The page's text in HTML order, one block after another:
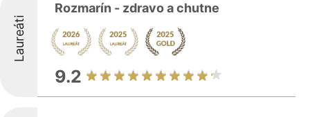
Laureáti
Rozmarín - zdravo a chutne
9.2